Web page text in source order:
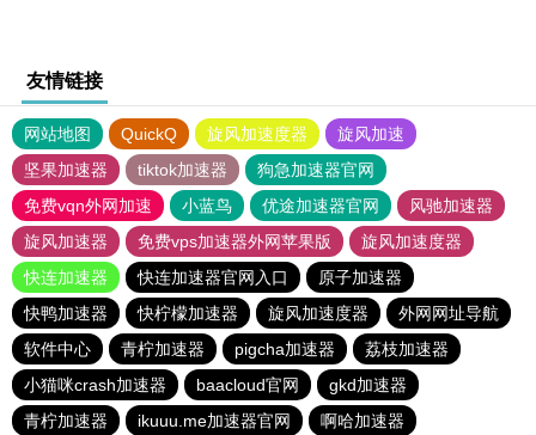
友情链接
网站地图 QuickQ 旋风加速度器
旋风加速
坚果加速器
tiktok加速器
狗急加速器官网
免费vqn外网加速
小蓝鸟 优途加速器官网
风驰加速器
旋风加速器
免费vps加速器外网苹果版
旋风加速度器
快连加速器
快连加速器官网入口
原子加速器
快鸭加速器
快柠檬加速器 旋风加速度器
外网网址导航
软件中心
青柠加速器 pigcha加速器
荔枝加速器
小猫咪crash加速器
baacloud官网
gkd加速器
青柠加速器
ikuuu.me加速器官网 啊哈加速器